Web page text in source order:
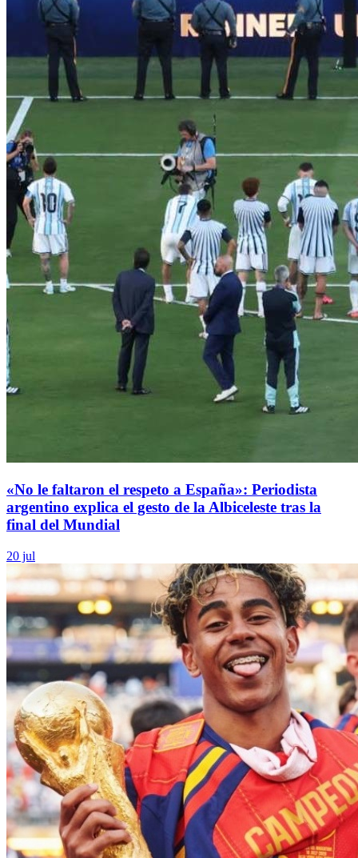
«No le faltaron el respeto a España»: Periodista
argentino explica el gesto de la Albiceleste tras la
final del Mundial
20 jul